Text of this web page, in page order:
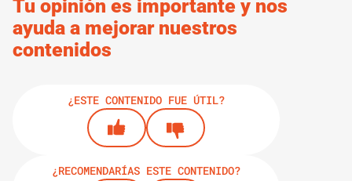
Tu opinión es importante y nos
ayuda a mejorar nuestros
contenidos
¿ESTE CONTENIDO FUE ÚTIL?
¿RECOMENDARÍAS ESTE CONTENIDO?